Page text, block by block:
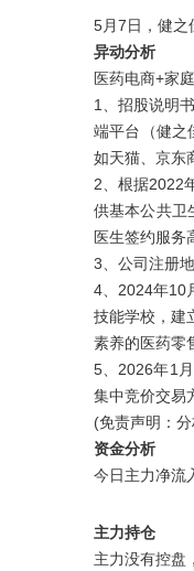
5月7日，健之
异动分析
医药电商+家
1、招股说明
端平台（健之
如天猫、京东
2、根据2022
供基本公共卫
医生签约服务
3、公司注册
4、2024年10
技能学校，建
素养的医药零
5、2026年1
集中竞价交易
(免责声明：
资金分析
今日主力净流
主力持仓
主力没有控盘